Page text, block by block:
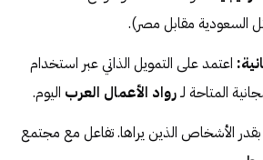
السعودية مقابل مصر).
اعتمد على التمويل الذاتي عبر استخدام
المتاحة لـرواد الأعمال العرب اليوم.
الأشخاص الذين يراها. تفاعل مع مجتمع